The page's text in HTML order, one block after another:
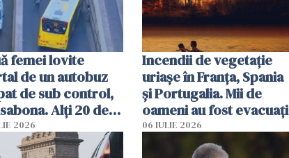
femei lovite
de un autobuz
de sub control,
Alți 20 de
sunt răniți
2026
Incendii de vegetație
uriașe în Franța, Spania
și Portugalia. Mii de
oameni au fost evacuați
06 IULIE 2026